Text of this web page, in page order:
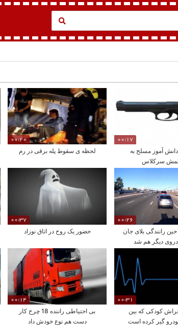
00:17
آموز مسلح به
سرکلاس
00:20
لحظه ی سقوط پله برقی در رم
00:26
رانندگی بلای جان
دیگر هم شد
00:37
حضور یک روح در اتاق نوزاد
00:31
کودکی که بین
گیر کرده است
00:14
بی احتیاطی راننده 18 چرخ کار
دست هم نوع خودش داد